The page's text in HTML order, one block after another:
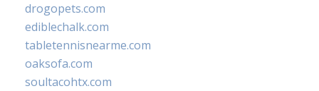
drogopets.com
ediblechalk.com
tabletennisnearme.com
oaksofa.com
soultacohtx.com